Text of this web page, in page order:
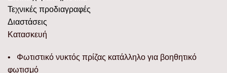
Τεχνικές προδιαγραφές
Διαστάσεις
Κατασκευή
• Φωτιστικό νυκτός πρίζας κατάλληλο για βοηθητικό
φωτισμό